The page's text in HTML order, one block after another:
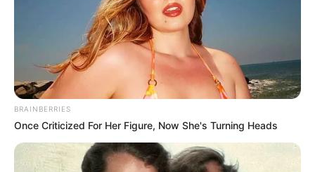
BRAINBERRIES
Once Criticized For Her Figure, Now She's Turning Heads